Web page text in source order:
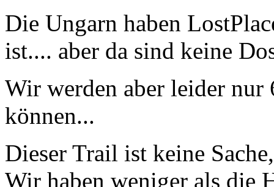
Die Ungarn haben
ist.... aber da sind keine
Wir werden aber leider nur
können...
Dieser Trail ist keine
Wir haben weniger als die